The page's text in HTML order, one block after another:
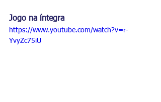
Jogo na íntegra
https://www.youtube.com/watch?v=r-
YvyZc75iU